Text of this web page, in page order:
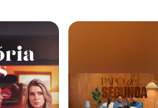
Papo